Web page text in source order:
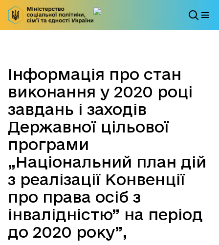
Інформація про стан
виконання у 2020 році
завдань і заходів
Державної цільової
програми
„Національний план дій
з реалізації Конвенції
про права осіб з
інвалідністю” на період
до 2020 року”,